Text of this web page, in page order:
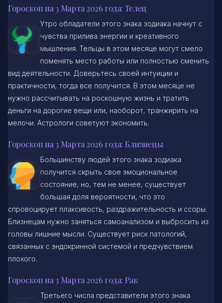
Гороскоп на 3 Марта 2026 года: Телец
Утро обладатели этого знака зодиака начнут с
чувства прилива энергии и креативного
мышления. Тельцы в этом месяце могут смело
поменять место работы или полностью сменить
вид деятельности. Доверьтесь своей интуиции и
практичности, тогда все получится. В этом месяце не
нужно рассчитывать на роскошную жизнь и тратить
деньги на дорогие вещи или, наоборот, транжирить на
мелочи. Астрологи советуют экономить.
Гороскоп на 3 Марта 2026 года: Близнецы
Большинству людей этого знака зодиака
получится скрыть свое эмоциональное
состояние, но, тем не менее, существует
большая доля вероятности, что это
спровоцирует плаксивость, раздражительность и ссоры.
Близнецам нужно заняться самоанализом и выбросить из
головы лишние мысли. Существует риск патологий,
связанных с эндокринной системой и предчувствием
плохого.
Гороскоп на 3 Марта 2026 года: Рак
Третьего числа представители этого знака